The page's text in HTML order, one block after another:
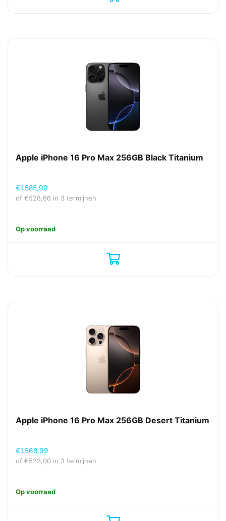
Apple iPhone 16 Pro Max 256GB Black Titanium
€1.585,99
of €528,66 in 3 termijnen
Op voorraad
Apple iPhone 16 Pro Max 256GB Desert Titanium
€1.568,99
of €523,00 in 3 termijnen
Op voorraad